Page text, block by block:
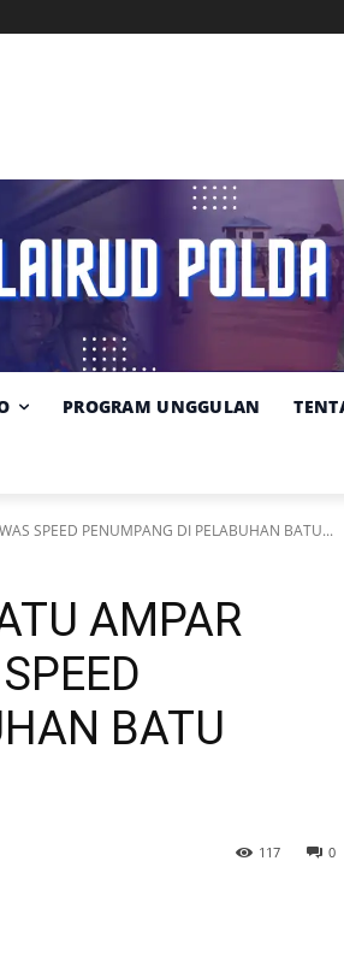
PROGRAM UNGGULAN
SPEED PENUMPANG DI PELABUHAN BATU...
AMPAR
BATU
0
117